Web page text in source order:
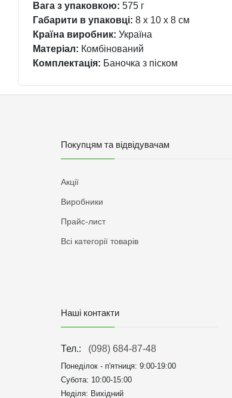
Вага з упаковкою: 575 г
Габарити в упаковці: 8 x 10 x 8 см
Країна виробник: Україна
Матеріал: Комбінований
Комплектація: Баночка з піском
Покупцям та відвідувачам
Акції
Виробники
Прайс-лист
Всі категорії товарів
Наші контакти
Тел.: (098) 684-87-48
Понеділок - п'ятниця: 9:00-19:00
Субота: 10:00-15:00
Неділя: Вихідний